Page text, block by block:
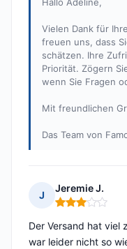
Vielen Dank für
freuen uns, dass
schätzen. Ihre
Priorität. Zögern
wenn Sie Fragen
Mit freundlichen
Das Team von
J
Jeremie J.
Hinweis: 3 von
Der Versand hat viel
war leider nicht so